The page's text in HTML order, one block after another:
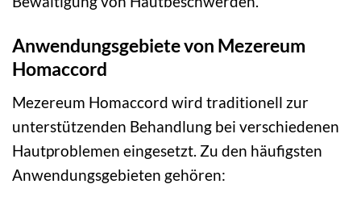
Anwendungsgebiete von Mezereum
Homaccord
Mezereum Homaccord wird traditionell zur
unterstützenden Behandlung bei verschiedenen
Hautproblemen eingesetzt. Zu den häufigsten
Anwendungsgebieten gehören: